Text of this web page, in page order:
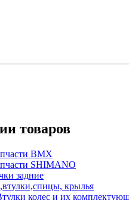
товаров
BMX
SHIMANO
задние
крылья
колес и их